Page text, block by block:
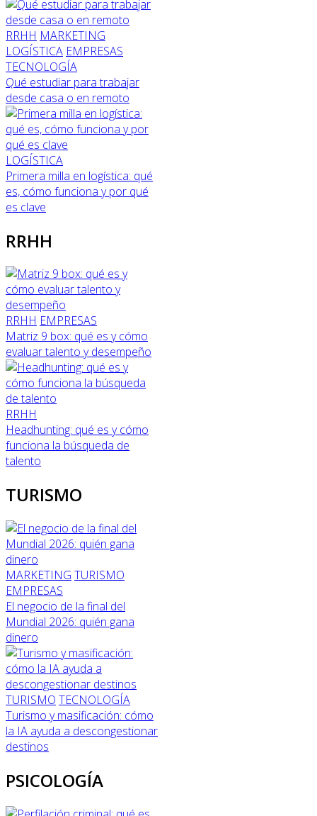
RRHH MARKETING
LOGÍSTICA EMPRESAS
TECNOLOGÍA
Qué estudiar para trabajar
desde casa o en remoto
LOGÍSTICA
Primera milla en logística: qué
es, cómo funciona y por qué
es clave
RRHH
RRHH EMPRESAS
Matriz 9 box: qué es y cómo
evaluar talento y desempeño
RRHH
Headhunting: qué es y cómo
funciona la búsqueda de
talento
TURISMO
MARKETING TURISMO
EMPRESAS
El negocio de la final del
Mundial 2026: quién gana
dinero
TURISMO TECNOLOGÍA
Turismo y masificación: cómo
la IA ayuda a descongestionar
destinos
PSICOLOGÍA